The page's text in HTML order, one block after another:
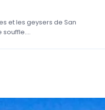
et les geysers de San